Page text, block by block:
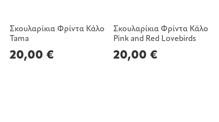
Σκουλαρίκια Φρίντα Κάλο
Tama
20,00 €
Σκουλαρίκια Φρίντα Κάλο
Pink and Red Lovebirds
20,00 €